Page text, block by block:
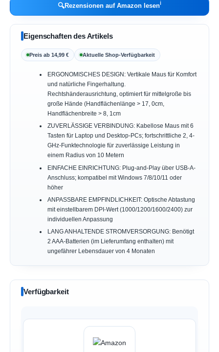
🔍Rezensionen auf Amazon lesenℹ︎
Eigenschaften des Artikels
Preis ab 14,99 € Aktuelle Shop-Verfügbarkeit
ERGONOMISCHES DESIGN: Vertikale Maus für Komfort
und natürliche Fingerhaltung.
Rechtshänderausrichtung, optimiert für mittelgroße bis
große Hände (Handflächenlänge > 17, 0cm,
Handflächenbreite > 8, 1cm
ZUVERLÄSSIGE VERBINDUNG: Kabellose Maus mit 6
Tasten für Laptop und Desktop-PCs; fortschrittliche 2, 4-
GHz-Funktechnologie für zuverlässige Leistung in
einem Radius von 10 Metern
EINFACHE EINRICHTUNG: Plug-and-Play über USB-A-
Anschluss; kompatibel mit Windows 7/8/10/11 oder
höher
ANPASSBARE EMPFINDLICHKEIT: Optische Abtastung
mit einstellbarem DPI-Wert (1000/1200/1600/2400) zur
individuellen Anpassung
LANG ANHALTENDE STROMVERSORGUNG: Benötigt
2 AAA-Batterien (im Lieferumfang enthalten) mit
ungefährer Lebensdauer von 4 Monaten
Verfügbarkeit